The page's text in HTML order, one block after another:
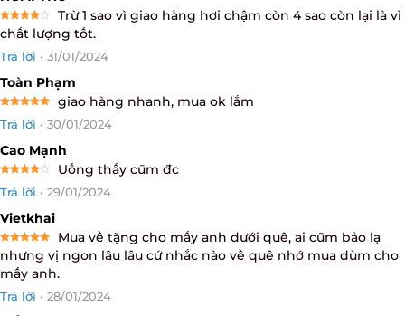
HOÀI THU
Rated 4
out of 5
Trừ 1 sao vì giao hàng hơi chậm còn 4 sao còn lại là
vì chất lượng tốt.
31/01/2024
Toàn Phạm
Rated5
giao hàng nhanh, mua ok lắm
30/01/2024
Cao Mạnh
Rated4
Uống thấy cũm đc
29/01/2024
Vietkhai
Rated 5
out of 5
Mua về tặng cho mấy anh dưới quê, ai cũm bảo lạ
nhưng vị ngon lâu lâu cứ nhắc nào về quê nhớ mua dùm
cho mấy anh.
28/01/2024